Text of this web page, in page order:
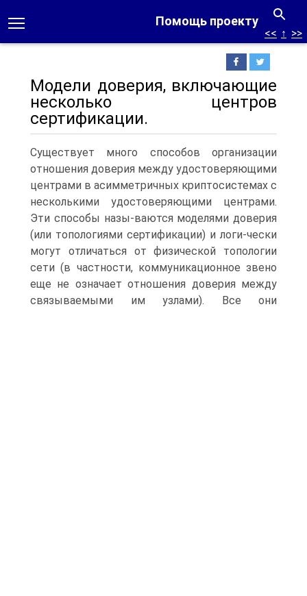
Помощь проекту
<< ↑ >>
Модели доверия, включающие
несколько центров
сертификации.
Существует много способов организации
отношения доверия между удостоверяющими
центрами в асимметричных криптосистемах с
несколькими удостоверяющими центрами.
Эти способы назы-ваются моделями доверия
(или топологиями сертификации) и логи-чески
могут отличаться от физической топологии
сети (в частности, коммуникационное звено
еще не означает отношения доверия между
связываемыми им узлами). Все они